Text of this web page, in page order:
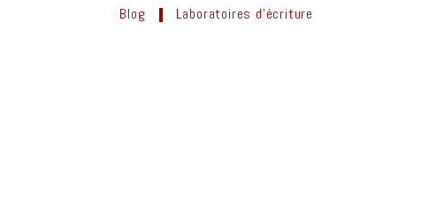
Blog Laboratoires d'écriture